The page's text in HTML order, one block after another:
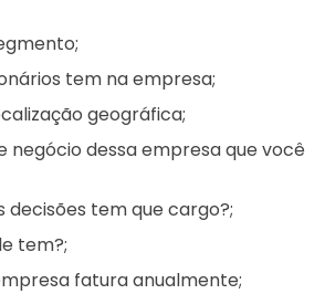
tem na empresa;
geográfica;
negócio dessa empresa que você
decisões tem que cargo?;
tem?;
fatura anualmente;